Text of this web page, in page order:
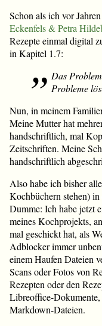
Schon als ich vor Jahren
Eckenfels & Petra
Rezepte einmal digital
in Kapitel 1.7:
Das
Probleme
Nun, in meinem
Meine Mutter hat
handschriftlich, mal
Zeitschriften. Meine
handschriftlich
Also habe ich bisher
Kochbüchern stehen)
Dumme: Ich habe jetzt
meines Kochprojekts,
mal geschickt hat, als
Adblocker immer
einem Haufen Dateien
Scans oder Fotos von
Rezepten oder den
Libreoffice-Dokumente,
Markdown-Dateien.